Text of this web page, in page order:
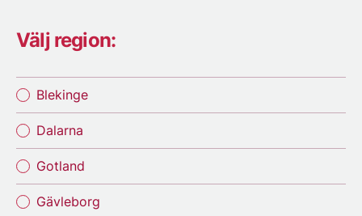
Välj region:
Blekinge
Dalarna
Gotland
Gävleborg